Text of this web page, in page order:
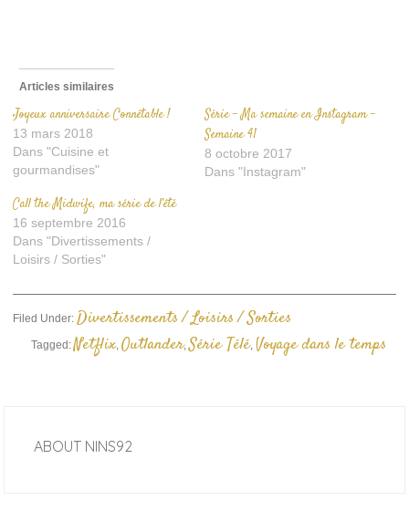
Articles similaires
Joyeux anniversaire Connétable !
13 mars 2018
Dans "Cuisine et
gourmandises"
Série – Ma semaine en Instagram –
Semaine 41
8 octobre 2017
Dans "Instagram"
Call the Midwife, ma série de l’été
16 septembre 2016
Dans "Divertissements /
Loisirs / Sorties"
Filed Under: Divertissements / Loisirs / Sorties
Tagged:Netflix,Outlander,Série Télé,Voyage dans le temps
ABOUT NINS92